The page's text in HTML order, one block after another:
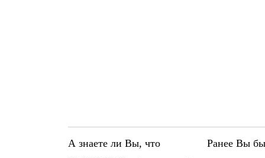
А знаете ли Вы, что Ранее Вы